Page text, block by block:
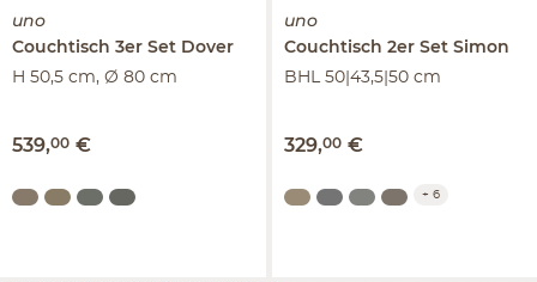
uno
Couchtisch 3er Set Dover
H 50,5 cm, Ø 80 cm
539,00 €
uno
Couchtisch 2er Set Simon
BHL 50|43,5|50 cm
329,00 €
+ 6